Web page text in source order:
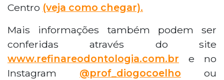
Centro (veja como chegar).
Mais informações também podem ser
conferidas através do site
www.refinareodontologia.com.br e no
Instagram @prof_diogocoelho ou